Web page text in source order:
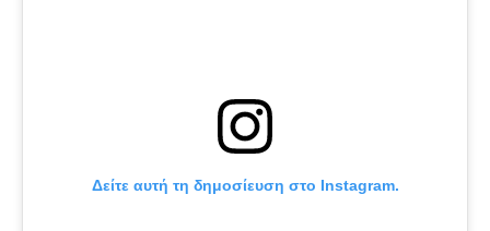
Δείτε αυτή τη δημοσίευση στο Instagram.